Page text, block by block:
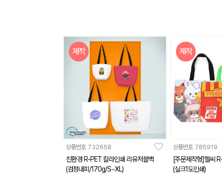
제작
상품번호 732658
친환경 R-PET 칼라인쇄 리유저블백
(검정내피/170g/S~XL)
제작
상품번호 785919
[주문제작형]헬씨
(실크1도인쇄)